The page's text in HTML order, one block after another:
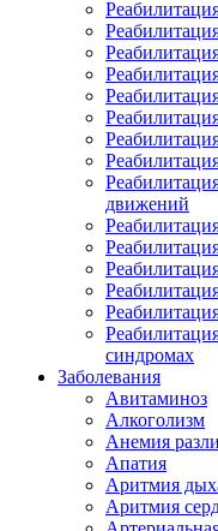
движений
синдромах
Заболевания
Авитаминоз
Алкоголизм
Анемия
Апатия
Аритмия
Аритмия